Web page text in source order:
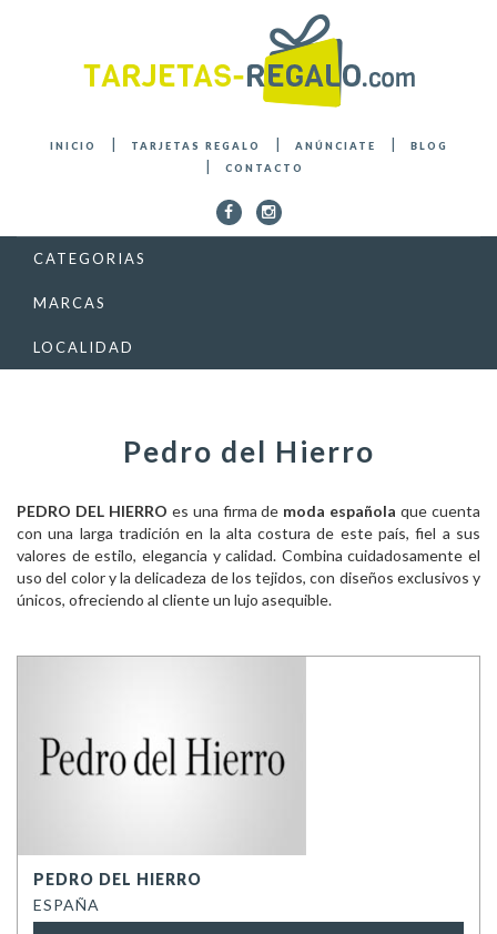
INICIO TARJETAS REGALO ANÚNCIATE
BLOG
CONTACTO
CATEGORIAS
MARCAS
LOCALIDAD
Pedro del Hierro
PEDRO DEL HIERRO es una firma de moda española que cuenta
con una larga tradición en la alta costura de este país, fiel a sus
valores de estilo, elegancia y calidad. Combina cuidadosamente el
uso del color y la delicadeza de los tejidos, con diseños exclusivos y
únicos, ofreciendo al cliente un lujo asequible.
PEDRO DEL HIERRO
ESPAÑA